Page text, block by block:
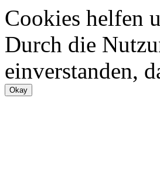
Cookies helfen
Durch die
einverstanden,